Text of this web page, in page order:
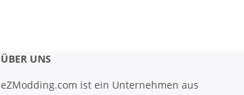
ÜBER UNS
eZModding.com ist ein Unternehmen aus